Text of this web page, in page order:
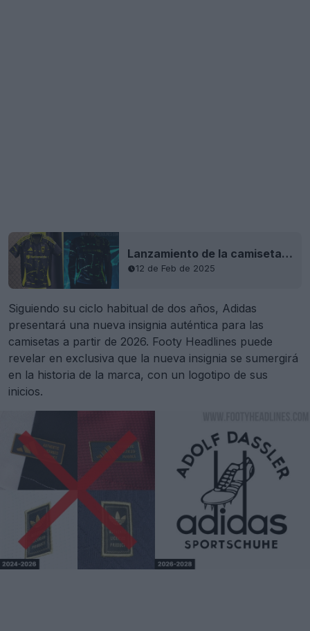
Lanzamiento de la camiseta visitante del Columbus Crew 2025 - Estampado reactivo a los rayos UV, inspirado en la serie Goosebumps
12 de Feb de 2025
Siguiendo su ciclo habitual de dos años, Adidas
presentará una nueva insignia auténtica para las
camisetas a partir de 2026. Footy Headlines puede
revelar en exclusiva que la nueva insignia se sumergirá
en la historia de la marca, con un logotipo de sus
inicios.